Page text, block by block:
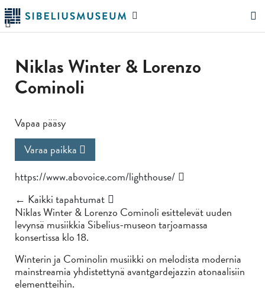
Siirry
pääsisältöön
Hae
Niklas Winter & Lorenzo
Cominoli
Vapaa pääsy
Varaa paikka
https://www.abovoice.com/lighthouse/
← Kaikki tapahtumat
Niklas Winter & Lorenzo Cominoli esittelevät uuden
levynsä musiikkia Sibelius-museon tarjoamassa
konsertissa klo 18.
Winterin ja Cominolin musiikki on melodista modernia
mainstreamia yhdistettynä avantgardejazzin atonaalisiin
elementteihin.